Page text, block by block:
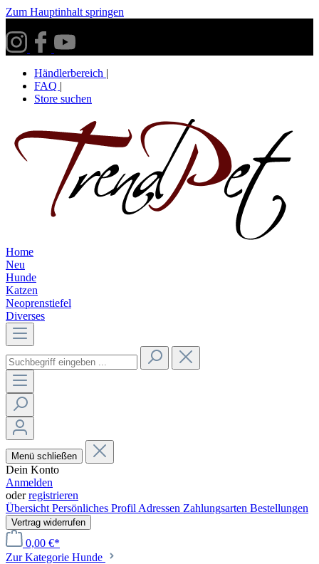
Zum Hauptinhalt springen
Händlerbereich |
FAQ |
Store suchen
Home
Neu
Hunde
Katzen
Neoprenstiefel
Diverses
Menü schließen
Dein Konto
Anmelden
oderregistrieren
Übersicht Persönliches Profil Adressen Zahlungsarten Bestellungen
Vertrag widerrufen
0,00 €*
Zur Kategorie Hunde